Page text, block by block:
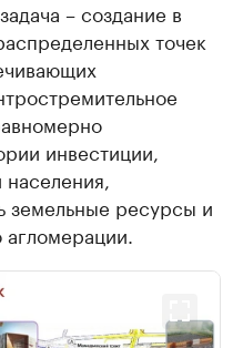
– создание в
точек
инвестиции,
населения,
земельные ресурсы и
агломерации.